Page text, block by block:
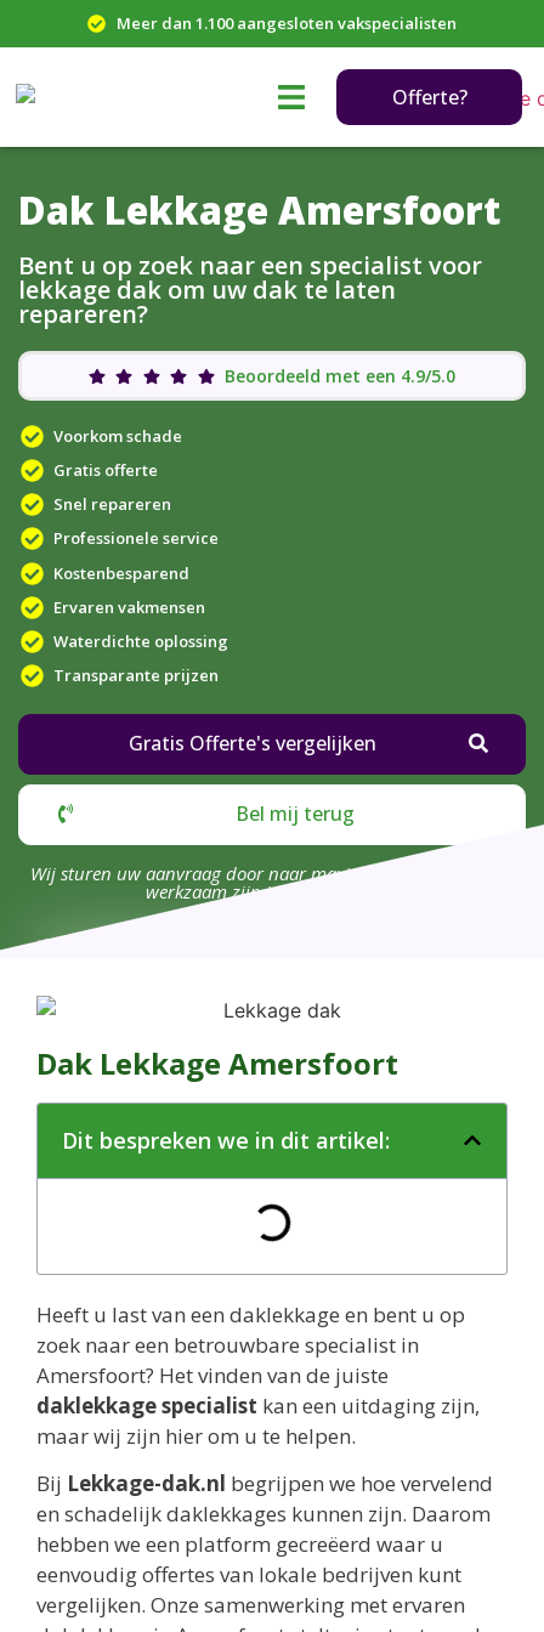
Meer dan 1.100 aangesloten vakspecialisten
Offerte?
Dak Lekkage Amersfoort
Bent u op zoek naar een specialist voor
lekkage dak om uw dak te laten
repareren?
Beoordeeld met een 4.9/5.0
Voorkom schade
Gratis offerte
Snel repareren
Professionele service
Kostenbesparend
Ervaren vakmensen
Waterdichte oplossing
Transparante prijzen
Gratis Offerte's vergelijken
Bel mij terug
Wij sturen uw aanvraag door naar maximaal 4 bedrijven die
werkzaam zijn in uw omgeving.
Dak Lekkage Amersfoort
Dit bespreken we in dit artikel:
Heeft u last van een daklekkage en bent u op
zoek naar een betrouwbare specialist in
Amersfoort? Het vinden van de juiste
daklekkage specialist kan een uitdaging zijn,
maar wij zijn hier om u te helpen.
Bij Lekkage-dak.nl begrijpen we hoe vervelend
en schadelijk daklekkages kunnen zijn. Daarom
hebben we een platform gecreëerd waar u
eenvoudig offertes van lokale bedrijven kunt
vergelijken. Onze samenwerking met ervaren